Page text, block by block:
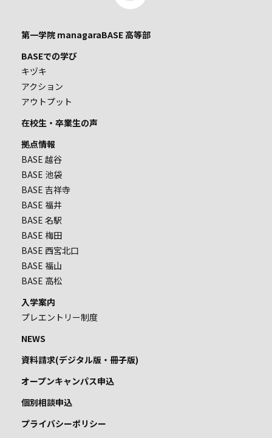
第一学院 managaraBASE 高等部
BASEでの学び
キヅキ
アクション
アウトプット
在校生・卒業生の声
拠点情報
BASE 越谷
BASE 池袋
BASE 吉祥寺
BASE 福井
BASE 名駅
BASE 梅田
BASE 西宮北口
BASE 福山
BASE 高松
入学案内
プレエントリー制度
NEWS
資料請求(デジタル版・冊子版)
オープンキャンパス申込
個別相談申込
プライバシーポリシー